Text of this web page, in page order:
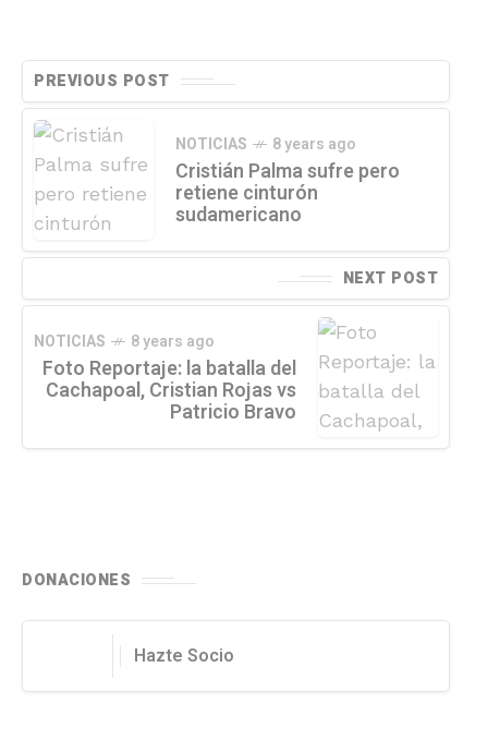
PREVIOUS POST
NOTICIAS 8 years ago
Cristián Palma sufre pero
retiene cinturón
sudamericano
NEXT POST
NOTICIAS 8 years ago
Foto Reportaje: la batalla del
Cachapoal, Cristian Rojas vs
Patricio Bravo
DONACIONES
Hazte Socio